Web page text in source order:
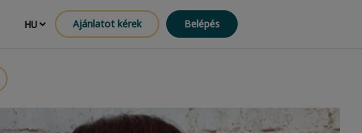
Ajánlatot kérek Belépés